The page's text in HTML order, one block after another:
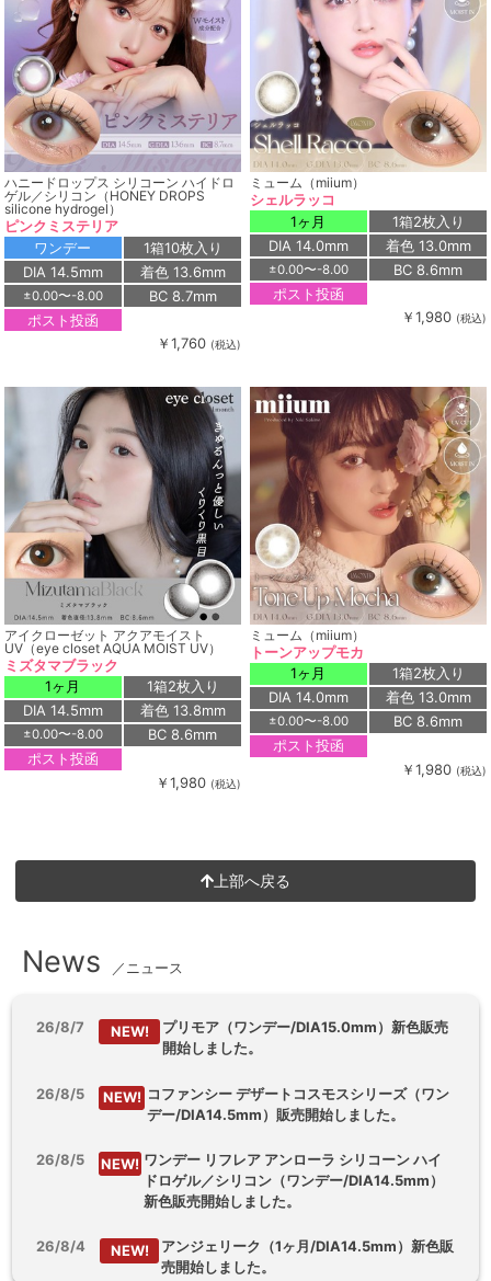
ハニードロップス シリコーン ハイドロ
ゲル／シリコン（HONEY DROPS
silicone hydrogel）
ピンクミステリア
ワンデー
1箱10枚入り
DIA 14.5mm
着色 13.6mm
±0.00〜-8.00
BC 8.7mm
ポスト投函
￥1,760 (税込)
ミューム（miium）
シェルラッコ
1ヶ月
1箱2枚入り
DIA 14.0mm
着色 13.0mm
±0.00〜-8.00
BC 8.6mm
ポスト投函
￥1,980 (税込)
アイクローゼット アクアモイスト
UV（eye closet AQUA MOIST UV）
ミズタマブラック
1ヶ月
1箱2枚入り
DIA 14.5mm
着色 13.8mm
±0.00〜-8.00
BC 8.6mm
ポスト投函
￥1,980 (税込)
ミューム（miium）
トーンアップモカ
1ヶ月
1箱2枚入り
DIA 14.0mm
着色 13.0mm
±0.00〜-8.00
BC 8.6mm
ポスト投函
￥1,980 (税込)
上部へ戻る
News ／ニュース
26/8/7 NEW!
プリモア（ワンデー/DIA15.0mm）新色販売
開始しました。
26/8/5 NEW! コファンシー デザートコスモスシリーズ（ワン
デー/DIA14.5mm）販売開始しました。
26/8/5 NEW! ワンデー リフレア アンローラ シリコーン ハイ
ドロゲル／シリコン（ワンデー/DIA14.5mm）
新色販売開始しました。
26/8/4 NEW!
アンジェリーク（1ヶ月/DIA14.5mm）新色販
売開始しました。